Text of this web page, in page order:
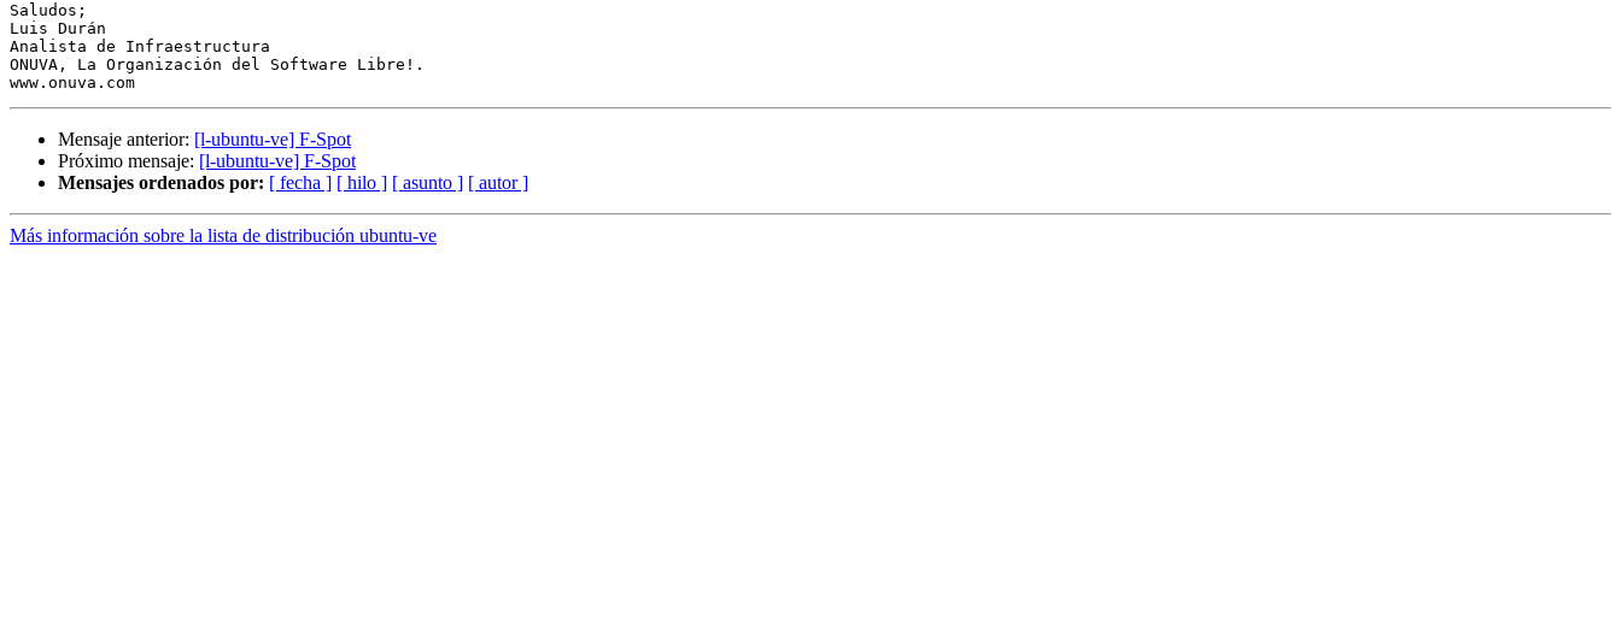
Saludos;
Luis Durán
Analista de Infraestructura
ONUVA, La Organización del Software Libre!.
Mensaje anterior: [l-ubuntu-ve] F-Spot
Próximo mensaje: [l-ubuntu-ve] F-Spot
Mensajes ordenados por: [ fecha ] [ hilo ] [ asunto ] [ autor ]
Más información sobre la lista de distribución ubuntu-ve